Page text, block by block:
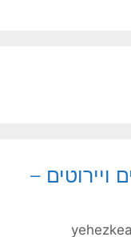
ויירוטים –